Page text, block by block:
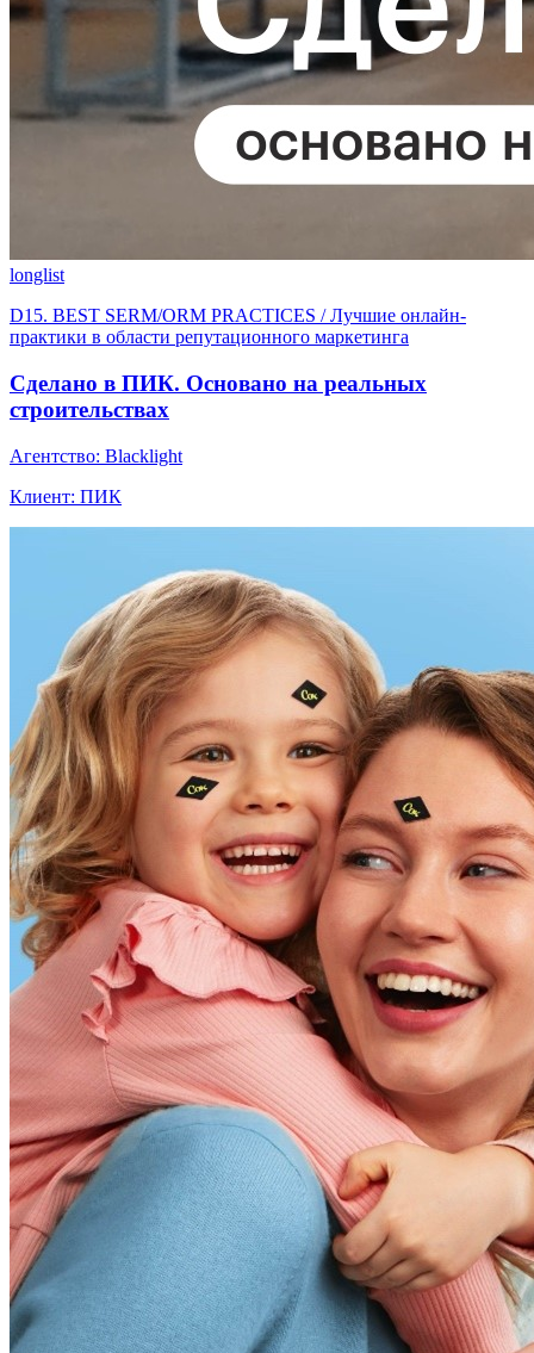
longlist
D15. BEST SERM/ORM PRACTICES / Лучшие онлайн-
практики в области репутационного маркетинга
Сделано в ПИК. Основано на реальных
строительствах
Агентство: Blacklight
Клиент: ПИК